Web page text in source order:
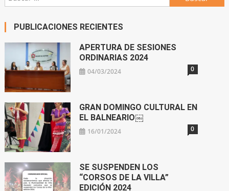
PUBLICACIONES RECIENTES
APERTURA DE SESIONES
ORDINARIAS 2024
04/03/2024 0
GRAN DOMINGO CULTURAL EN
EL BALNEARIO￼
16/01/2024 0
SE SUSPENDEN LOS
“CORSOS DE LA VILLA”
EDICIÓN 2024